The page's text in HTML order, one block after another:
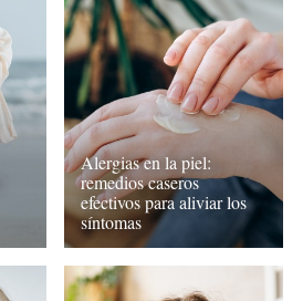
Alergias en la piel:
remedios caseros
efectivos para aliviar los
síntomas